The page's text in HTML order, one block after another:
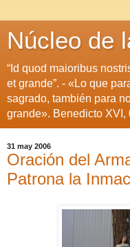
Núcleo de
“Id quod maioribus
et grande”. - «Lo que
sagrado, también para
grande». Benedicto XVI,
31 may 2006
Oración del
Patrona la